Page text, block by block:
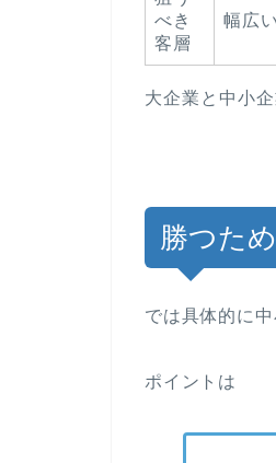
べき
客層
幅広
大企業と中小
勝つた
では具体的に
ポイントは